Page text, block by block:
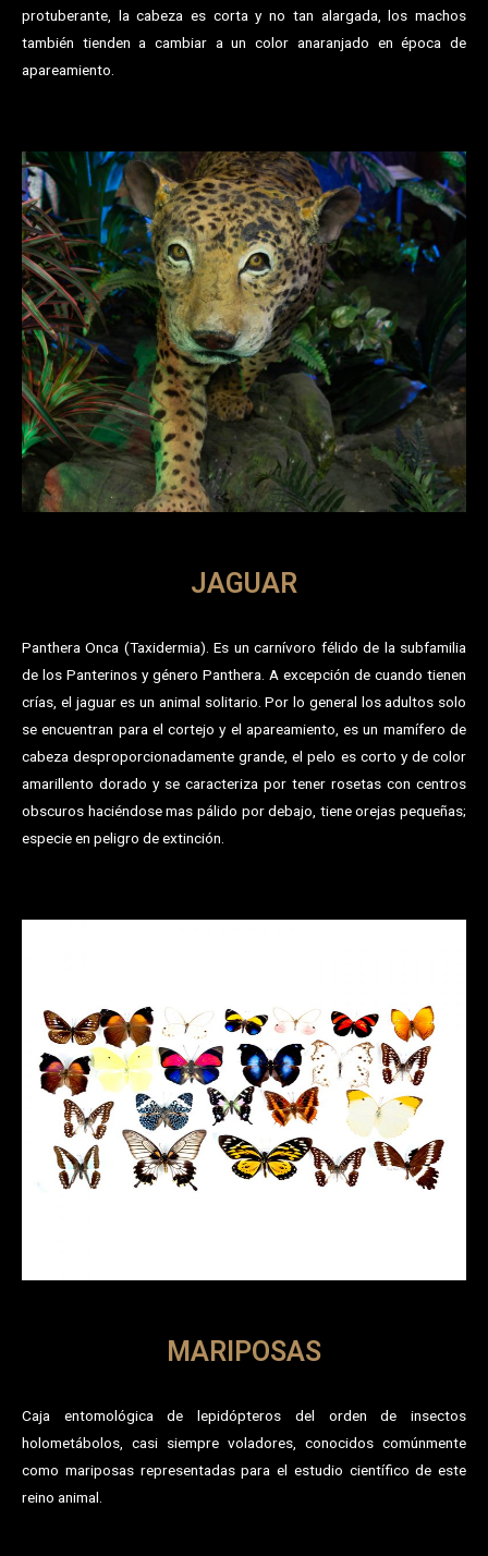
protuberante, la cabeza es corta y no tan alargada, los machos
también tienden a cambiar a un color anaranjado en época de
apareamiento.
JAGUAR
Panthera Onca (Taxidermia). Es un carnívoro félido de la subfamilia
de los Panterinos y género Panthera. A excepción de cuando tienen
crías, el jaguar es un animal solitario. Por lo general los adultos solo
se encuentran para el cortejo y el apareamiento, es un mamífero de
cabeza desproporcionadamente grande, el pelo es corto y de color
amarillento dorado y se caracteriza por tener rosetas con centros
obscuros haciéndose mas pálido por debajo, tiene orejas pequeñas;
especie en peligro de extinción.
MARIPOSAS
Caja entomológica de lepidópteros del orden de insectos
holometábolos, casi siempre voladores, conocidos comúnmente
como mariposas representadas para el estudio científico de este
reino animal.